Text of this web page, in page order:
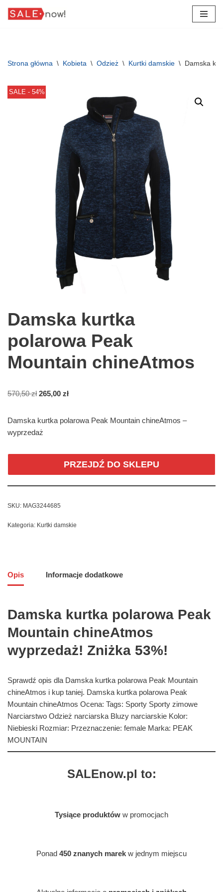
Strona główna \ Kobieta \ Odzież \ Kurtki damskie \ Damska
SALE - 54%
Damska kurtka
polarowa Peak
Mountain chineAtmos
570,50zł 265,00 zł
Damska kurtka polarowa Peak Mountain chineAtmos –
wyprzedaż
PRZEJDŹ DO SKLEPU
SKU: MAG3244685
Kategoria: Kurtki damskie
Opis Informacje dodatkowe
Damska kurtka polarowa Peak
Mountain chineAtmos
wyprzedaż! Zniżka 53%!
Sprawdź opis dla Damska kurtka polarowa Peak Mountain
chineAtmos i kup taniej. Damska kurtka polarowa Peak
Mountain chineAtmos Ocena: Tags: Sporty Sporty zimowe
Narciarstwo Odzież narciarska Bluzy narciarskie Kolor:
Niebieski Rozmiar: Przeznaczenie: female Marka: PEAK
MOUNTAIN
SALEnow.pl to:
Tysiące produktów w promocjach
Ponad 450 znanych marek w jednym miejscu